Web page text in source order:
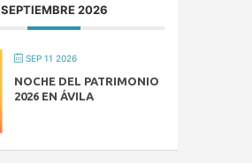
SEPTIEMBRE 2026
SEP 11 2026
NOCHE DEL PATRIMONIO
2026 EN ÁVILA